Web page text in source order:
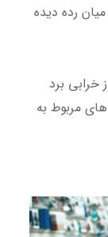
رده دیده
خرابی برد
مربوط به